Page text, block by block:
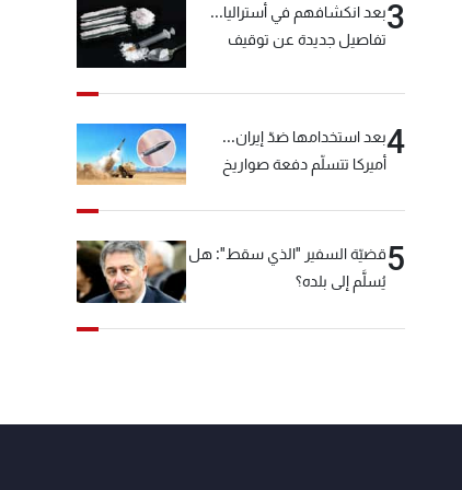
3بعد انكشافهم في أستراليا...
تفاصيل جديدة عن توقيف
4بعد استخدامها ضدّ إيران...
أميركا تتسلّم دفعة صواريخ
5قضيّة السفير "الذي سقط": هل
يُسلَّم إلى بلده؟